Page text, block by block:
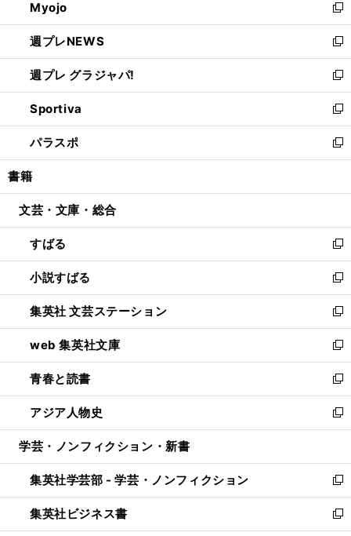
く
で
開
く
ド
ウ
で
開
く
ィ
ン
ド
ウ
で
開
く
Myojo
新
し
い
ウ
ィ
ン
ド
ウ
で
開
週プレNEWS
新
し
い
ウ
ィ
ン
ド
ウ
開
週プレ グラジャパ!
新
し
い
ウ
ィ
ン
ウ
開
く
Sportiva
新
し
い
ウ
ン
ウ
で
開
く
パラスポ
新
し
ウ
ン
ド
ウ
で
開
く
書籍
文芸・文庫・総合
すばる
新
し
い
ウ
ィ
ン
ド
ウ
で
開
く
小説すばる
新
し
い
ウ
ィ
ン
ド
ウ
で
開
集英社 文芸ステーション
新
し
い
ウ
ィ
ン
ド
ウ
開
く
web 集英社文庫
新
し
い
ウ
ィ
ン
ウ
で
開
く
青春と読書
新
し
い
ウ
ン
ド
ウ
で
開
アジア人物史
新
し
ウ
ィ
ン
ド
ウ
学芸・ノンフィクション・新書
集英社学芸部 - 学芸・ノンフィクション
新
し
い
ウ
集英社ビジネス書
新